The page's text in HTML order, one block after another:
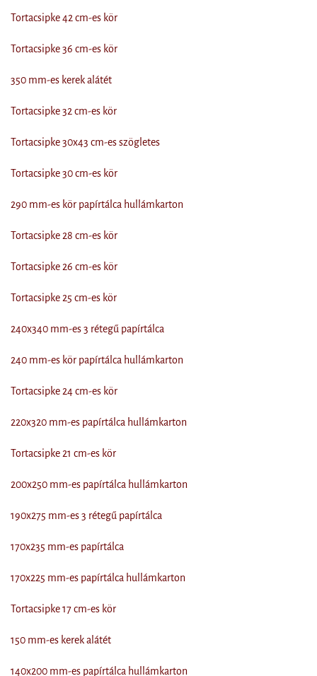
Tortacsipke 42 cm-es kör
Tortacsipke 36 cm-es kör
350 mm-es kerek alátét
Tortacsipke 32 cm-es kör
Tortacsipke 30x43 cm-es szögletes
Tortacsipke 30 cm-es kör
290 mm-es kör papírtálca hullámkarton
Tortacsipke 28 cm-es kör
Tortacsipke 26 cm-es kör
Tortacsipke 25 cm-es kör
240x340 mm-es 3 rétegű papírtálca
240 mm-es kör papírtálca hullámkarton
Tortacsipke 24 cm-es kör
220x320 mm-es papírtálca hullámkarton
Tortacsipke 21 cm-es kör
200x250 mm-es papírtálca hullámkarton
190x275 mm-es 3 rétegű papírtálca
170x235 mm-es papírtálca
170x225 mm-es papírtálca hullámkarton
Tortacsipke 17 cm-es kör
150 mm-es kerek alátét
140x200 mm-es papírtálca hullámkarton